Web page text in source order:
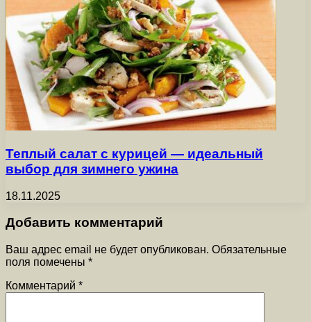
Теплый салат с курицей — идеальный
выбор для зимнего ужина
18.11.2025
Добавить комментарий
Ваш адрес email не будет опубликован. Обязательные
поля помечены *
Комментарий *